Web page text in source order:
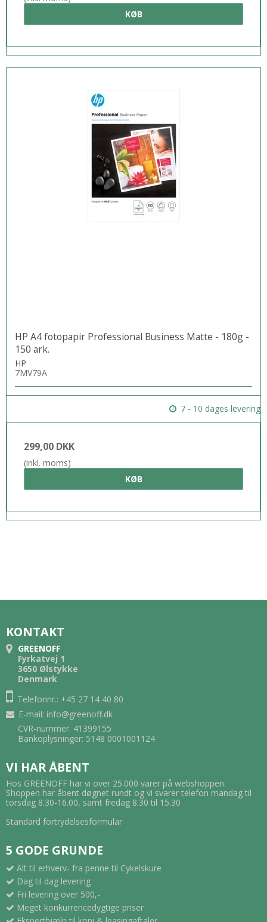
KØB
HP A4 fotopapir Professional Business Matte - 180g -
150 ark.
HP
7MV79A
7 - 10 dages levering
299,00 DKK
(inkl. moms)
KØB
KONTAKT
GREENOFF
Fyrkatvej 1
3650 Ølstykke
Denmark
Telefonnr.: +45 27 14 40 80
E-mail: info@greenoff.dk
CVR-nummer: 41399155
Bankoplysninger: 5148 0001001124
VI HAR ÅBENT
Hos GREENOFF har vi over 25.000 varer på webshoppen.
Shoppen har åbent døgnet rundt og vi svarer telefon mandag til
torsdag 8.30-16.00, samt fredag 8.30 til 15.30
Standard fortrydelsesformular
5 GODE GRUNDE
Alt til erhverv- fra penne til Cykelskure
Dag til dag levering
Fri levering over 500,-
Meget konkurrencedygtige priser